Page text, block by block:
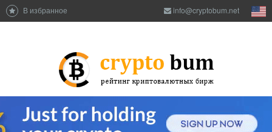
В избранное info@cryptobum.net